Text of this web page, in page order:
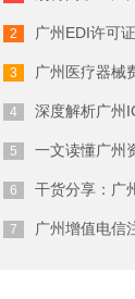
广州商标注册费用
广州代理公司注册
在广州注册商标
广州劳务派遣资
广州营业执照注销
广州会计代理记账
广州EDI许可
广州医疗器械
深度解析广州
一文读懂广州
干货分享：广
广州增值电信注